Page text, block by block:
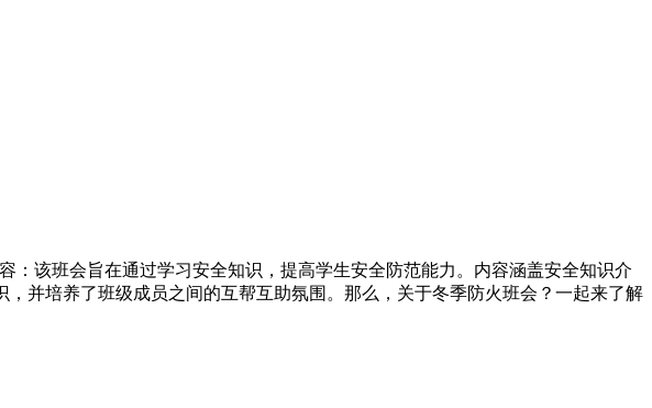
：该班会旨在通过学习安全知识，提高学生安全防范能力。内容涵盖安全知识介
并培养了班级成员之间的互帮互助氛围。那么，关于冬季防火班会？一起来了解